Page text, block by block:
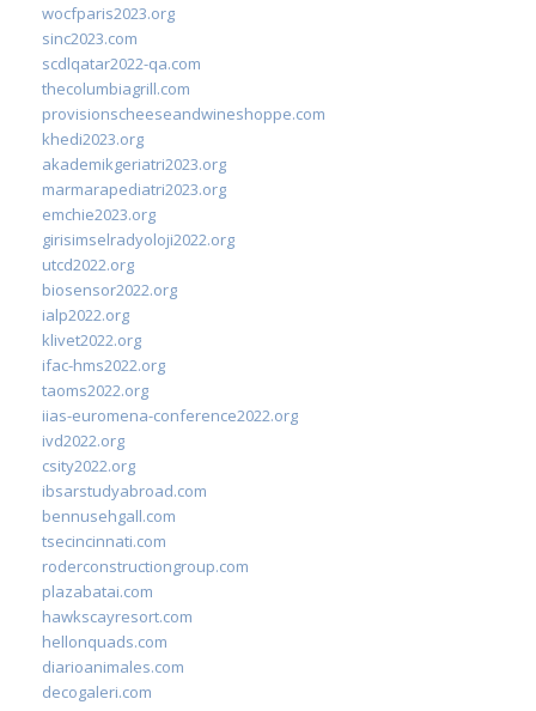
wocfparis2023.org
sinc2023.com
scdlqatar2022-qa.com
thecolumbiagrill.com
provisionscheeseandwineshoppe.com
khedi2023.org
akademikgeriatri2023.org
marmarapediatri2023.org
emchie2023.org
girisimselradyoloji2022.org
utcd2022.org
biosensor2022.org
ialp2022.org
klivet2022.org
ifac-hms2022.org
taoms2022.org
iias-euromena-conference2022.org
ivd2022.org
csity2022.org
ibsarstudyabroad.com
bennusehgall.com
tsecincinnati.com
roderconstructiongroup.com
plazabatai.com
hawkscayresort.com
hellonquads.com
diarioanimales.com
decogaleri.com